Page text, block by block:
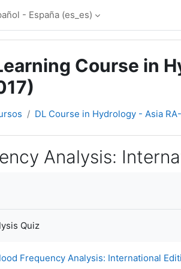
- España ‎(es_es)‎
Course in
DL Course in Hydrology - Asia
Analysis:
Quiz
Frequency Analysis: International